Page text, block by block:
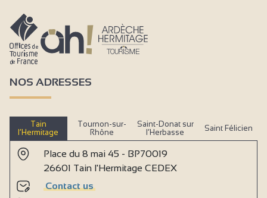
NOS ADRESSES
Tain
l’Hermitage
Tournon-sur-
Rhône
Saint-Donat sur
l’Herbasse
Saint Félicien
Place du 8 mai 45 - BP70019
26601 Tain l'Hermitage CEDEX
Contact us